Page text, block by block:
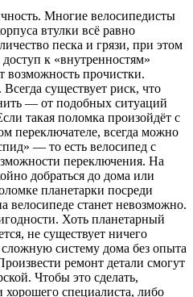
Многие велосипедисты
втулки всё равно
песка и грязи, при этом
к «внутренностям»
возможность прочистки.
существует риск, что
— от подобных ситуаций
такая поломка произойдёт с
переключателе, всегда можно
— то есть велосипед с
переключения. На
добраться до дома или
планетарки посреди
велосипеде станет невозможно.
Хоть планетарный
не существует ничего
систему дома без опыта
ремонт детали смогут
Чтобы это сделать,
хорошего специалиста, либо